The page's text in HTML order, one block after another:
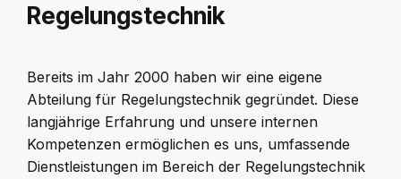
Regelungstechnik
Bereits im Jahr 2000 haben wir eine eigene
Abteilung für Regelungstechnik gegründet. Diese
langjährige Erfahrung und unsere internen
Kompetenzen ermöglichen es uns, umfassende
Dienstleistungen im Bereich der Regelungstechnik